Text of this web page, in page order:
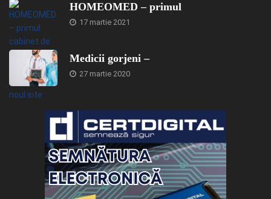
HOMEOMED – primul
17 martie 2021
Medicii gorjeni –
27 martie 2020